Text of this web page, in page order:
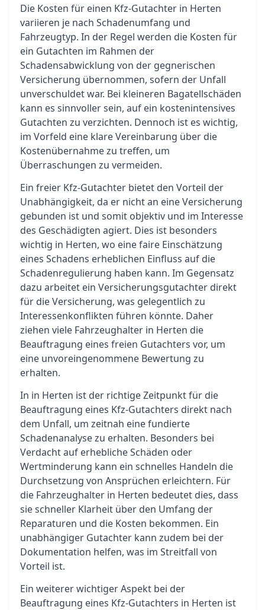
Die Kosten für einen Kfz-Gutachter in Herten
variieren je nach Schadenumfang und
Fahrzeugtyp. In der Regel werden die Kosten für
ein Gutachten im Rahmen der
Schadensabwicklung von der gegnerischen
Versicherung übernommen, sofern der Unfall
unverschuldet war. Bei kleineren Bagatellschäden
kann es sinnvoller sein, auf ein kostenintensives
Gutachten zu verzichten. Dennoch ist es wichtig,
im Vorfeld eine klare Vereinbarung über die
Kostenübernahme zu treffen, um
Überraschungen zu vermeiden.
Ein freier Kfz-Gutachter bietet den Vorteil der
Unabhängigkeit, da er nicht an eine Versicherung
gebunden ist und somit objektiv und im Interesse
des Geschädigten agiert. Dies ist besonders
wichtig in Herten, wo eine faire Einschätzung
eines Schadens erheblichen Einfluss auf die
Schadenregulierung haben kann. Im Gegensatz
dazu arbeitet ein Versicherungsgutachter direkt
für die Versicherung, was gelegentlich zu
Interessenkonflikten führen könnte. Daher
ziehen viele Fahrzeughalter in Herten die
Beauftragung eines freien Gutachters vor, um
eine unvoreingenommene Bewertung zu
erhalten.
In in Herten ist der richtige Zeitpunkt für die
Beauftragung eines Kfz-Gutachters direkt nach
dem Unfall, um zeitnah eine fundierte
Schadenanalyse zu erhalten. Besonders bei
Verdacht auf erhebliche Schäden oder
Wertminderung kann ein schnelles Handeln die
Durchsetzung von Ansprüchen erleichtern. Für
die Fahrzeughalter in Herten bedeutet dies, dass
sie schneller Klarheit über den Umfang der
Reparaturen und die Kosten bekommen. Ein
unabhängiger Gutachter kann zudem bei der
Dokumentation helfen, was im Streitfall von
Vorteil ist.
Ein weiterer wichtiger Aspekt bei der
Beauftragung eines Kfz-Gutachters in Herten ist